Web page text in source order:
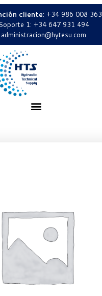
cliente: +34 986 008 363
1: +34 647 931 494
administracion@hytesu.com